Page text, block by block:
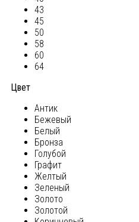
43
45
50
58
60
64
Цвет
Антик
Бежевый
Белый
Бронза
Голубой
Графит
Желтый
Зеленый
Золото
Золотой